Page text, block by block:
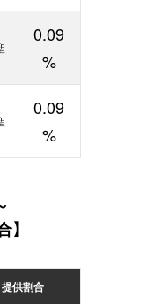
0.09
%
0.09
%
】
提供割合